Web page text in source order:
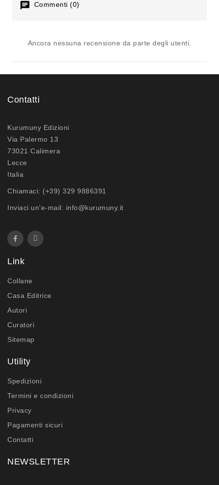
Commenti (0)
Ancora nessuna recensione da parte degli utenti.
Contatti
Kurumuny Edizioni
Via Palermo 13
73021 Calimera
Lecce
Italia
Chiamaci: (+39) 329 9886391
Inviaci un'e-mail: info@kurumuny.it
Link
Collane
Casa Editrice
Autori
Curatori
Sitemap
Utility
Spedizioni
Termini e condizioni
Privacy
Pagamenti sicuri
Contatti
NEWSLETTER